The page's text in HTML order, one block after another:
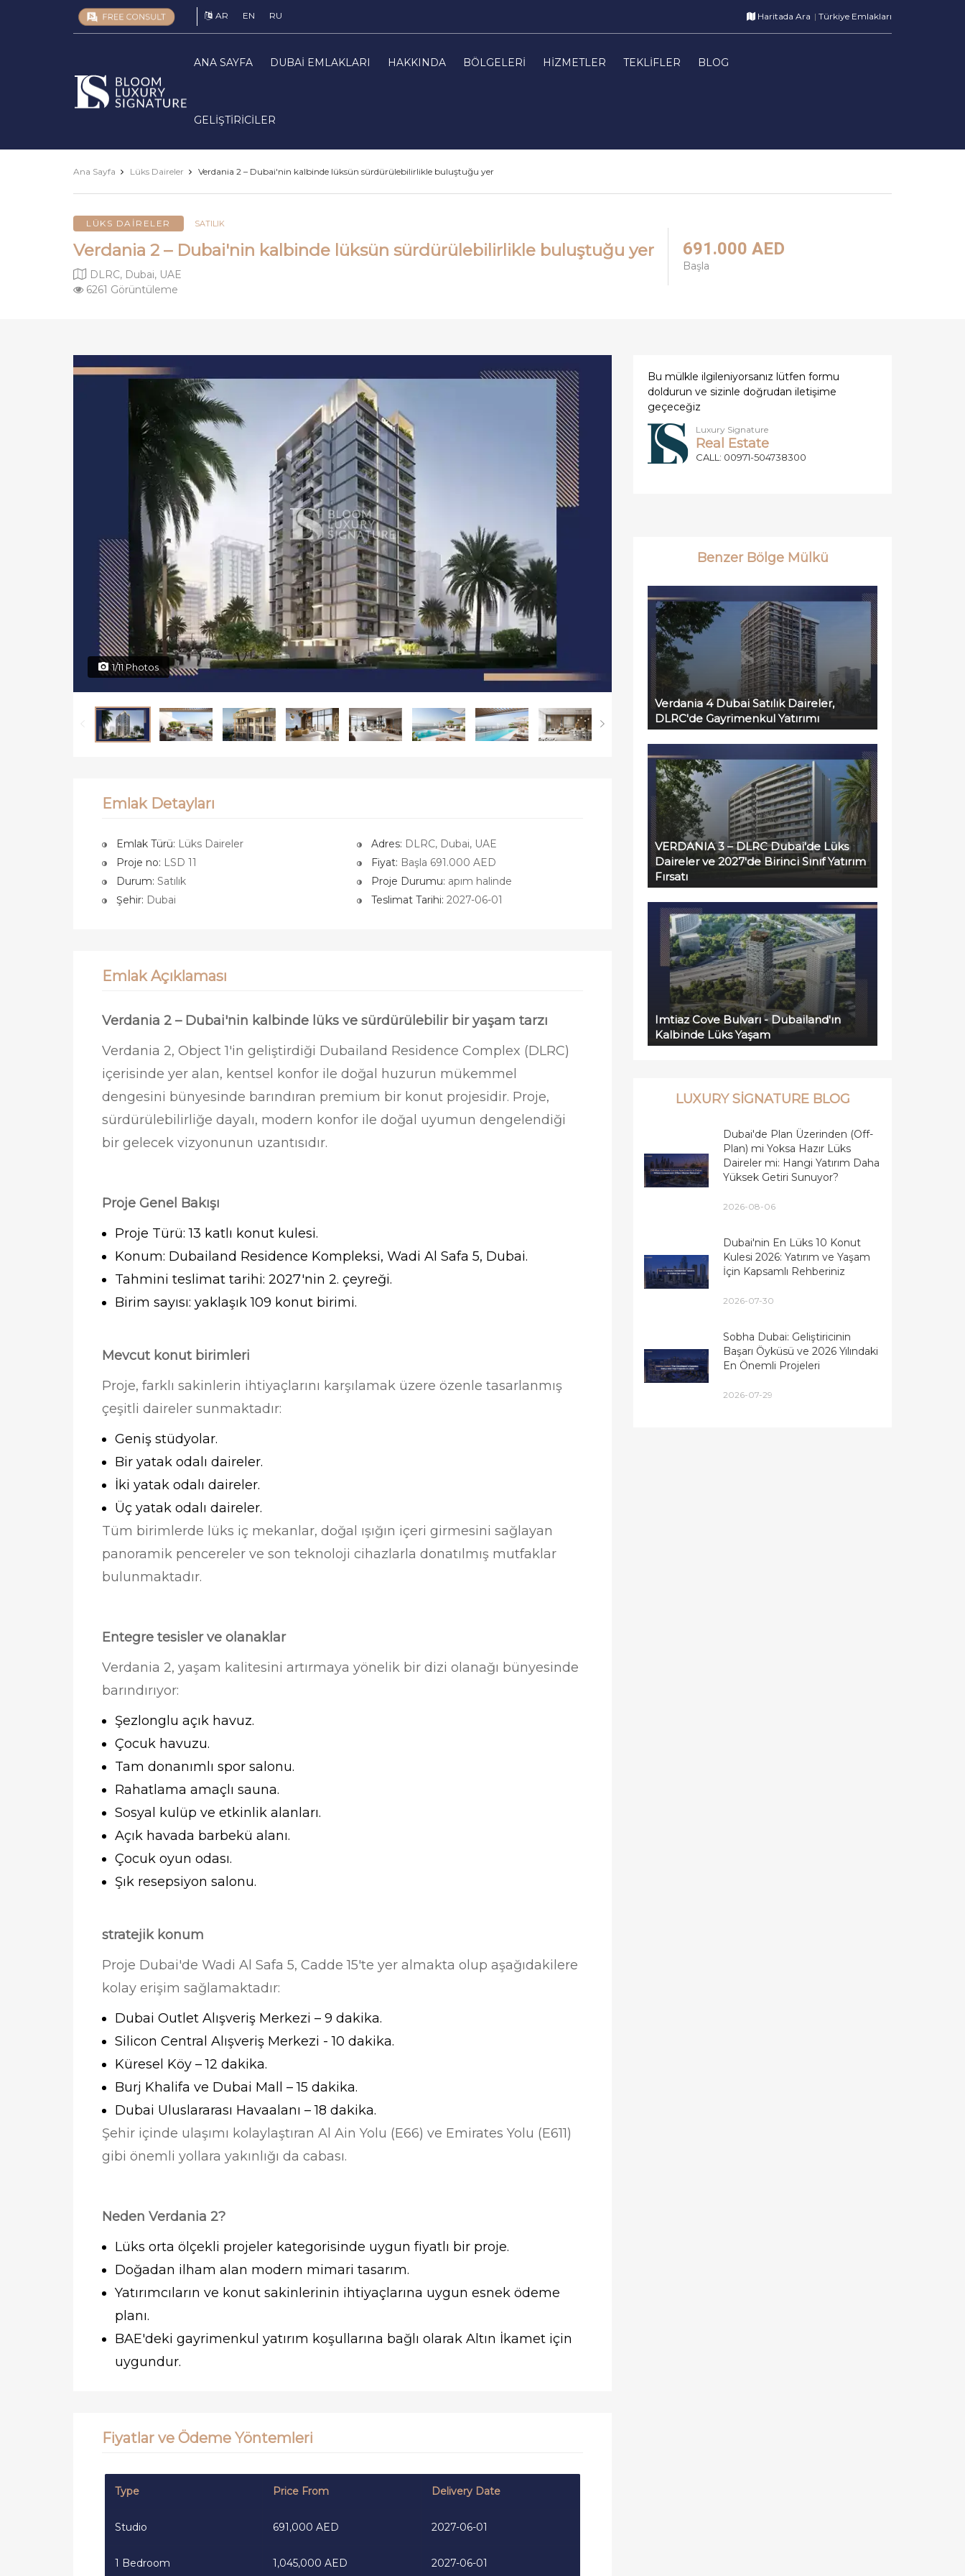
AR EN RU Haritada Ara Türkiye Emlakları
Luxury
Signature
ANA SAYFA DUBAI EMLAKLARI HAKKINDA BÖLGELERI HIZMETLER TEKLIFLER BLOG
GELIŞTIRICILER
Ana Sayfa Lüks Daireler Verdania 2 – Dubai'nin kalbinde lüksün sürdürülebilirlikle buluştuğu yer
LÜKS DAIRELER SATILIK
Verdania 2 – Dubai'nin kalbinde lüksün sürdürülebilirlikle buluştuğu yer
DLRC, Dubai, UAE
6261 Görüntüleme
691.000 AED
Başla
1/11 Photos
Emlak Detayları
Emlak Türü: Lüks Daireler
Proje no: LSD 11
Durum: Satılık
Şehir: Dubai
Adres: DLRC, Dubai, UAE
Fiyat: Başla 691.000 AED
Proje Durumu: apım halinde
Teslimat Tarihi: 2027-06-01
Emlak Açıklaması
Verdania 2 – Dubai'nin kalbinde lüks ve sürdürülebilir bir yaşam tarzı
Verdania 2, Object 1'in geliştirdiği Dubailand Residence Complex (DLRC)
içerisinde yer alan, kentsel konfor ile doğal huzurun mükemmel
dengesini bünyesinde barındıran premium bir konut projesidir. Proje,
sürdürülebilirliğe dayalı, modern konfor ile doğal uyumun dengelendiği
bir gelecek vizyonunun uzantısıdır.
Proje Genel Bakışı
Proje Türü: 13 katlı konut kulesi.
Konum: Dubailand Residence Kompleksi, Wadi Al Safa 5, Dubai.
Tahmini teslimat tarihi: 2027'nin 2. çeyreği.
Birim sayısı: yaklaşık 109 konut birimi.
Mevcut konut birimleri
Proje, farklı sakinlerin ihtiyaçlarını karşılamak üzere özenle tasarlanmış
çeşitli daireler sunmaktadır:
Geniş stüdyolar.
Bir yatak odalı daireler.
İki yatak odalı daireler.
Üç yatak odalı daireler.
Tüm birimlerde lüks iç mekanlar, doğal ışığın içeri girmesini sağlayan
panoramik pencereler ve son teknoloji cihazlarla donatılmış mutfaklar
bulunmaktadır.
Entegre tesisler ve olanaklar
Verdania 2, yaşam kalitesini artırmaya yönelik bir dizi olanağı bünyesinde
barındırıyor:
Şezlonglu açık havuz.
Çocuk havuzu.
Tam donanımlı spor salonu.
Rahatlama amaçlı sauna.
Sosyal kulüp ve etkinlik alanları.
Açık havada barbekü alanı.
Çocuk oyun odası.
Şık resepsiyon salonu.
stratejik konum
Proje Dubai'de Wadi Al Safa 5, Cadde 15'te yer almakta olup aşağıdakilere
kolay erişim sağlamaktadır:
Dubai Outlet Alışveriş Merkezi – 9 dakika.
Silicon Central Alışveriş Merkezi - 10 dakika.
Küresel Köy – 12 dakika.
Burj Khalifa ve Dubai Mall – 15 dakika.
Dubai Uluslararası Havaalanı – 18 dakika.
Şehir içinde ulaşımı kolaylaştıran Al Ain Yolu (E66) ve Emirates Yolu (E611)
gibi önemli yollara yakınlığı da cabası.
Neden Verdania 2?
Lüks orta ölçekli projeler kategorisinde uygun fiyatlı bir proje.
Doğadan ilham alan modern mimari tasarım.
Yatırımcıların ve konut sakinlerinin ihtiyaçlarına uygun esnek ödeme
planı.
BAE'deki gayrimenkul yatırım koşullarına bağlı olarak Altın İkamet için
uygundur.
Fiyatlar ve Ödeme Yöntemleri
Type Price From Delivery Date
Studio 691,000 AED 2027-06-01
1 Bedroom 1,045,000 AED 2027-06-01
Bu mülkle ilgileniyorsanız lütfen formu
doldurun ve sizinle doğrudan iletişime
geçeceğiz
Luxury Signature
Real Estate
CALL: 00971-504738300
Benzer Bölge Mülkü
Verdania 4 Dubai Satılık Daireler,
DLRC'de Gayrimenkul Yatırımı
VERDANIA 3 – DLRC Dubai'de Lüks
Daireler ve 2027'de Birinci Sınıf Yatırım
Fırsatı
Imtiaz Cove Bulvarı - Dubailand'ın
Kalbinde Lüks Yaşam
LUXURY SIGNATURE BLOG
Dubai'de Plan Üzerinden (Off-
Plan) mi Yoksa Hazır Lüks
Daireler mi: Hangi Yatırım Daha
Yüksek Getiri Sunuyor?
2026-08-06
Dubai'nin En Lüks 10 Konut
Kulesi 2026: Yatırım ve Yaşam
İçin Kapsamlı Rehberiniz
2026-07-30
Sobha Dubai: Geliştiricinin
Başarı Öyküsü ve 2026 Yılındaki
En Önemli Projeleri
2026-07-29